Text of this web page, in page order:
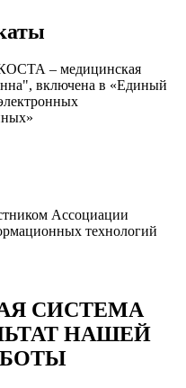
– медицинская
включена в «Единый
Ассоциации
технологий
СИСТЕМА
НАШЕЙ